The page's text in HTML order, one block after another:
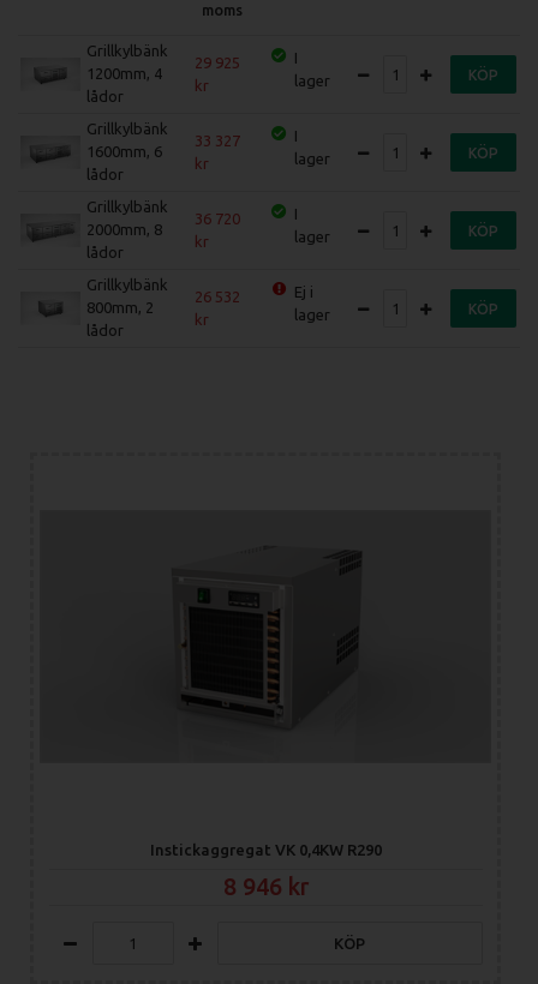
moms
Grillkylbänk
1200mm, 4
lådor
29 925
I
lager
KÖP
Grillkylbänk
1600mm, 6
lådor
33 327
I
lager
KÖP
Grillkylbänk
2000mm, 8
lådor
36 720
I
lager
KÖP
Grillkylbänk
800mm, 2
lådor
26 532
Ej i
lager
KÖP
Instickaggregat VK 0,4KW R290
8 946
KÖP